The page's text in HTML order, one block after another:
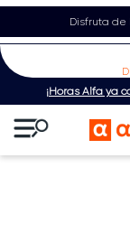
Disfruta de
¡Horas Alfa ya